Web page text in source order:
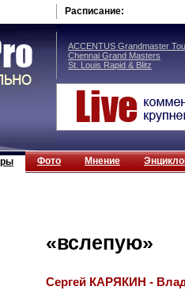
Расписание:
ACCENTUS Grandmaster
Chennai Grand Masters
St. Louis Rapid & Blitz
Фото Мнение
«вслепую»
Сергей КАРЯКИН -